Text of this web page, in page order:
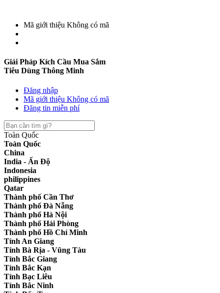
Mã giới thiệu Không có mã
Giải Pháp Kích Cầu Mua Sắm
Tiêu Dùng Thông Minh
Đăng nhập
Mã giới thiệu Không có mã
Đăng tin miễn phí
Toàn Quốc
Toàn Quốc
China
India - Ấn Độ
Indonesia
philippines
Qatar
Thành phố Cần Thơ
Thành phố Đà Nẵng
Thành phố Hà Nội
Thành phố Hải Phòng
Thành phố Hồ Chí Minh
Tỉnh An Giang
Tỉnh Bà Rịa - Vũng Tàu
Tỉnh Bắc Giang
Tỉnh Bắc Kạn
Tỉnh Bạc Liêu
Tỉnh Bắc Ninh